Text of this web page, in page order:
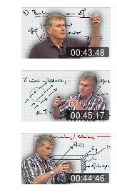
00:43:48
00:45:17
00:44:46